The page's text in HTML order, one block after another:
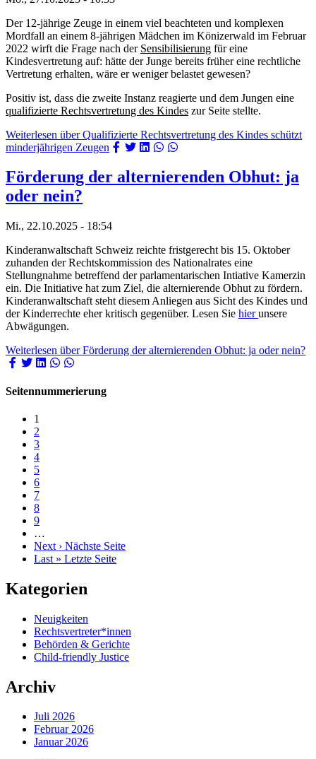
Der 12-jährige Zeuge in einem viel beachteten und komplexen
Mordfall an einem 8-jährigen Mädchen im Könizerwald im Februar
2022 wirft die Frage nach der Sensibilisierung für eine
Kindesvertretung auf: hätte der Junge bereits früher eine rechtliche
Vertretung erhalten, wäre er weniger belastet gewesen?
Positiv ist, dass die zweite Instanz reagierte und dem Jungen eine
qualifizierte Rechtsvertretung des Kindes zur Seite stellte.
Weiterlesen über Qualifizierte Rechtsvertretung des Kindes schützt
minderjährigen Zeugen
Förderung der alternierenden Obhut: ja
oder nein?
Mi., 22.10.2025 - 18:54
Kinderanwaltschaft Schweiz reichte fristgerecht bis 15. Oktober
zuhanden der Rechtskommission des Nationalrates eine
Stellungnahme betreffend der parlamentarischen Intiative Kamerzin
ein. Die Initiative hat zum Ziel, die alternierende Obhut zu fördern.
Kinderanwaltschaft steht diesem Anliegen aus Sicht des Kindes und
der Kinderrechte eher kritisch gegenüber. Lesen Sie hierunsere
Abwägungen.
Weiterlesen über Förderung der alternierenden Obhut: ja oder nein?
Seitennummerierung
1
2
3
4
5
6
7
8
9
…
Next › Nächste Seite
Last » Letzte Seite
Kategorien
Neuigkeiten
Rechtsvertreter*innen
Behörden & Gerichte
Child-friendly Justice
Archiv
Juli 2026
Februar 2026
Januar 2026